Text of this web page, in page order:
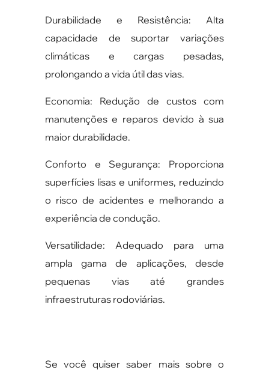
Durabilidade e Resistência: Alta
capacidade de suportar variações
climáticas e cargas pesadas,
prolongando a vida útil das vias.
Economia: Redução de custos com
manutenções e reparos devido à sua
maior durabilidade.
Conforto e Segurança: Proporciona
superfícies lisas e uniformes, reduzindo
o risco de acidentes e melhorando a
experiência de condução.
Versatilidade: Adequado para uma
ampla gama de aplicações, desde
pequenas vias até grandes
infraestruturas rodoviárias.
Se você quiser saber mais sobre o